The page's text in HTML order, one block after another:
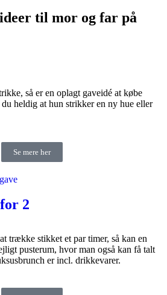
til mor og far på
så er en oplagt gaveidé at købe
heldig at hun strikker en ny hue eller
Se mere her
2
trække stikket et par timer, så kan en
pusterum, hvor man også kan få talt
er incl. drikkevarer.